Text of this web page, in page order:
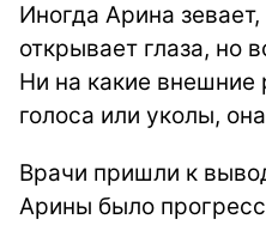
Иногда Арина
открывает глаза, но
Ни на какие внешние
голоса или уколы,
Врачи пришли к
Арины было